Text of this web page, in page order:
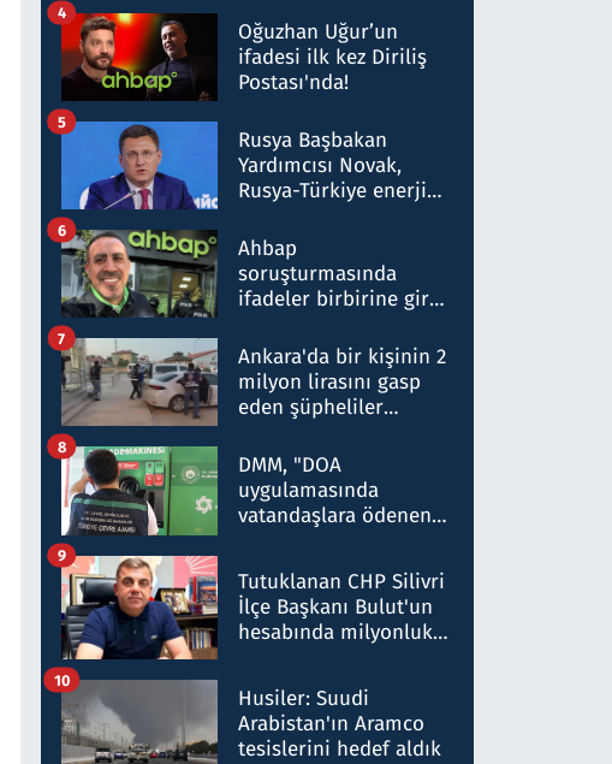
Oğuzhan Uğur’un
ifadesi ilk kez Diriliş
Postası'nda!
4
Rusya Başbakan
Yardımcısı Novak,
Rusya-Türkiye enerji
nitelikte olduğunu
belirtti
5
Ahbap
soruşturmasında
ifadeler birbirine girdi:
ifadelerinden ortaya
çıkan tablo şok etti
6
Ankara'da bir kişinin 2
milyon lirasını gasp
eden şüpheliler
7
DMM, "DOA
uygulamasında
vatandaşlara ödenen
düşürüldüğü" iddiasını
yalanladı
8
Tutuklanan CHP Silivri
İlçe Başkanı Bulut'un
hesabında milyonluk
talimat verdi, ben
gönderdim
9
Husiler: Suudi
Arabistan'ın Aramco
tesislerini hedef aldık
10